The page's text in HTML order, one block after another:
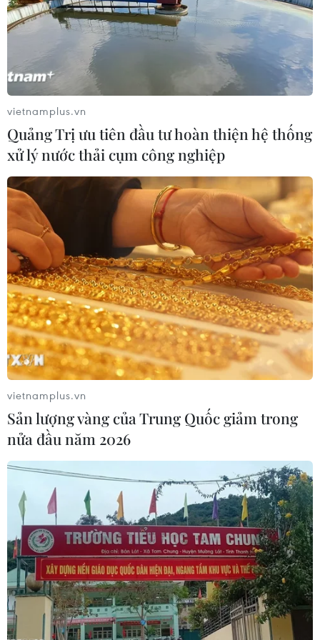
Mỹ-Hàn tập trận không quân, củng cố
năng lực phòng thủ phối hợp
30/06/2023 10:09
Hàn Quốc triển khai các máy bay chiến đấu tàng hình
F-35A và tiêm kích KF-16 tham gia cuộc tập trận, trong
khi Mỹ điều các máy bay tiêm kích F-16 và F-15E và 1
máy bay ném bom chiến lược B-52H.
Quân đội Mỹ-Hàn sẽ tập trận chung trên
sa mạc vào tháng Tám
vietnamplus.vn
Quảng Trị ưu tiên đầu tư hoàn thiện hệ thống
xử lý nước thải cụm công nghiệp
vietnamplus.vn
Sản lượng vàng của Trung Quốc giảm trong
nửa đầu năm 2026